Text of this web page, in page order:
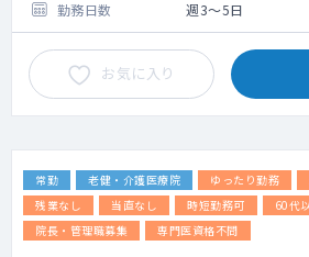
勤務日数 週3～5日
お気に入り
常勤 老健・介護医療院 ゆったり勤務
残業なし
当直なし 時短勤務可 60代
院長・管理職募集
専門医資格不問